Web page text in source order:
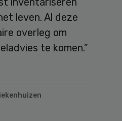
leven. Al deze
overleg om
te komen.”